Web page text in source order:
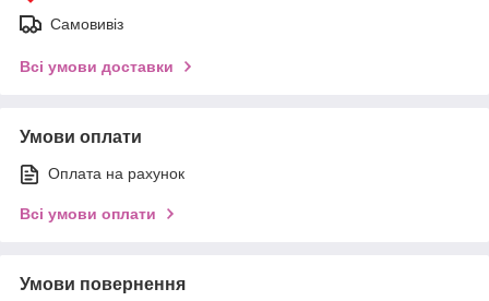
Самовивіз
Всі умови доставки
Умови оплати
Оплата на рахунок
Всі умови оплати
Умови повернення